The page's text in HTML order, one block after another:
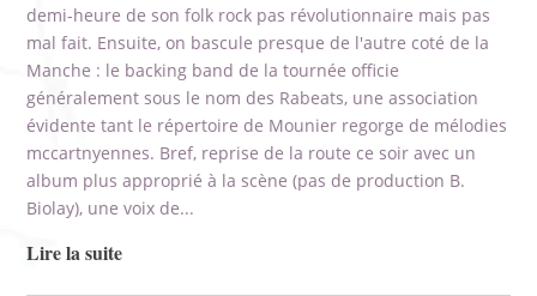
demi-heure de son folk rock pas révolutionnaire mais pas
mal fait. Ensuite, on bascule presque de l'autre coté de la
Manche : le backing band de la tournée officie
généralement sous le nom des Rabeats, une association
évidente tant le répertoire de Mounier regorge de mélodies
mccartnyennes. Bref, reprise de la route ce soir avec un
album plus approprié à la scène (pas de production B.
Biolay), une voix de...
Lire la suite